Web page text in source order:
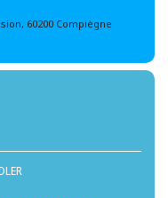
60200 Compiègne